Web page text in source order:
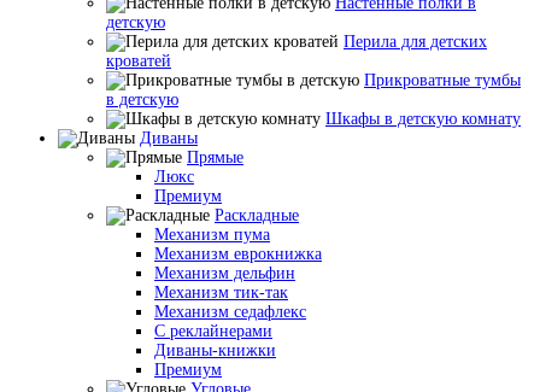
детскую
Перила для детских
кроватей
Прикроватные тумбы
в детскую
Шкафы в детскую комнату
Диваны
Прямые
Люкс
Премиум
Раскладные
Механизм пума
Механизм еврокнижка
Механизм дельфин
Механизм тик-так
Механизм седафлекс
С реклайнерами
Диваны-книжки
Премиум